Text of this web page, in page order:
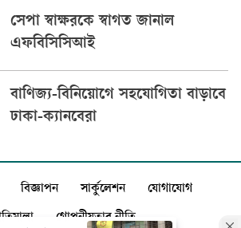
সেপা স্বাক্ষরকে স্বাগত জানাল
এফবিসিসিআই
বাণিজ্য-বিনিয়োগে সহযোগিতা বাড়াবে
ঢাকা-ক্যানবেরা
বিজ্ঞাপন সার্কুলেশন যোগাযোগ
গোপনীয়তার নীতি